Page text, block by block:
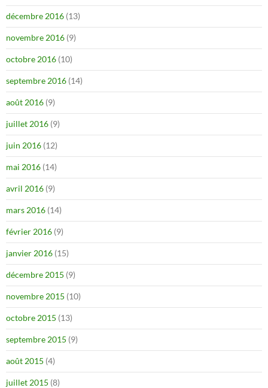
décembre 2016 (13)
novembre 2016 (9)
octobre 2016 (10)
septembre 2016 (14)
août 2016 (9)
juillet 2016 (9)
juin 2016 (12)
mai 2016 (14)
avril 2016 (9)
mars 2016 (14)
février 2016 (9)
janvier 2016 (15)
décembre 2015 (9)
novembre 2015 (10)
octobre 2015 (13)
septembre 2015 (9)
août 2015 (4)
juillet 2015 (8)